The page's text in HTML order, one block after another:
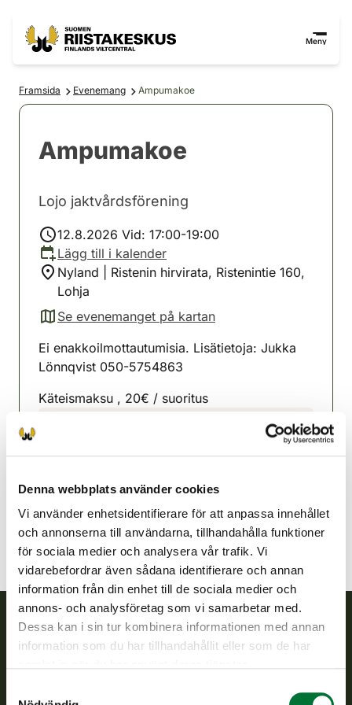
Denna webbplats använder cookies
Vi använder enhetsidentifierare för att anpassa innehållet
och annonserna till användarna, tillhandahålla funktioner
för sociala medier och analysera vår trafik. Vi
vidarebefordrar även sådana identifierare och annan
information från din enhet till de sociala medier och
annons- och analysföretag som vi samarbetar med.
Dessa kan i sin tur kombinera informationen med annan
information som du har tillhandahållit eller som de har
Meny
Framsida Evenemang Ampumakoe
Ampumakoe
Lojo jaktvårdsförening
12.8.2026 Vid: 17:00-19:00
Lägg till i kalender
Nyland | Ristenin hirvirata, Ristenintie 160,
Lohja
Se evenemanget på kartan
(avautuu uuteen välilehteen)
Ei enakkoilmottautumisia. Lisätietoja: Jukka
Lönnqvist 050-5754863
Käteismaksu , 20€ / suoritus
Nyland
lohja@rhy.riista.fi
Finlands viltcentral
jaktvårdsföreningarnas verksamhet, ser till att viltpolitiken